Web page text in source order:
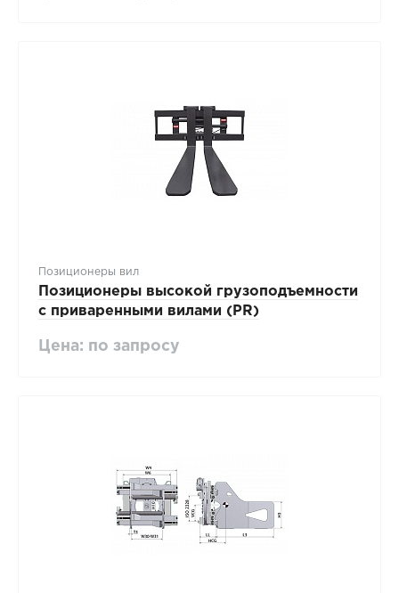
Позиционеры вил
Позиционеры высокой грузоподъемности
с приваренными вилами (PR)
Цена: по запросу